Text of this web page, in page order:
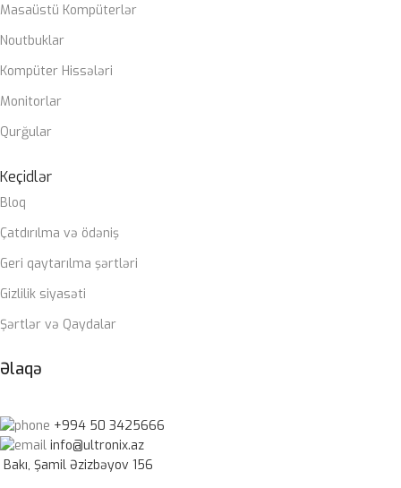
Masaüstü Kompüterlər
Noutbuklar
Kompüter Hissələri
Monitorlar
Qurğular
Keçidlər
Bloq
Çatdırılma və ödəniş
Geri qaytarılma şərtləri
Gizlilik siyasəti
Şərtlər və Qaydalar
Əlaqə
+994 50 3425666
info@ultronix.az
Bakı, Şamil Əzizbəyov 156